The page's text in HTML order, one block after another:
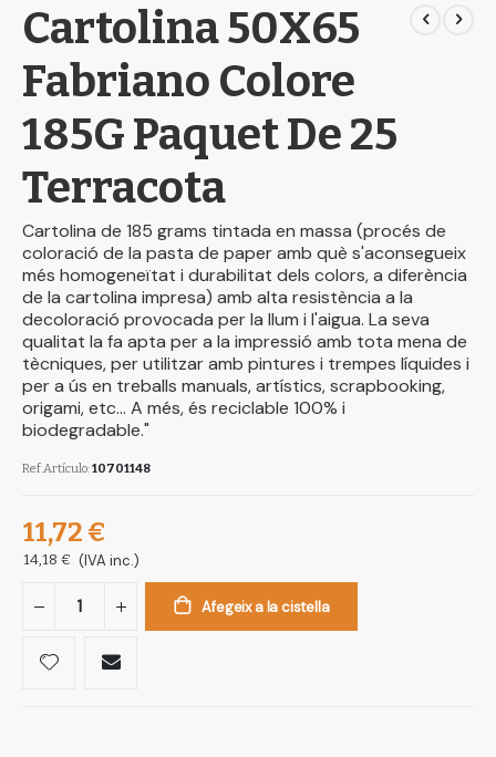
to
the
beginning
of
images
gallery
Cartolina 50X65
Fabriano Colore
185G Paquet De 25
Terracota
Cartolina de 185 grams tintada en massa (procés de
coloració de la pasta de paper amb què s'aconsegueix
més homogeneïtat i durabilitat dels colors, a diferència
de la cartolina impresa) amb alta resistència a la
decoloració provocada per la llum i l'aigua. La seva
qualitat la fa apta per a la impressió amb tota mena de
tècniques, per utilitzar amb pintures i trempes líquides i
per a ús en treballs manuals, artístics, scrapbooking,
origami, etc... A més, és reciclable 100% i
biodegradable."
Ref.Artículo 10701148
11,72 €
14,18 € (IVA inc.)
Afegeix a la cistella